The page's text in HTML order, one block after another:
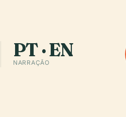
PT · EN
NARRAÇÃO